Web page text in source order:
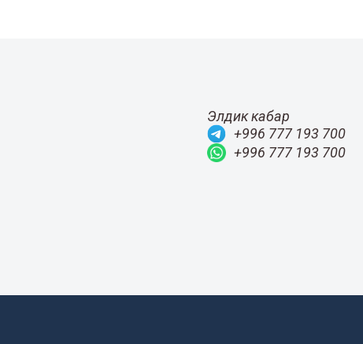
Элдик кабар
+996 777 193 700
+996 777 193 700